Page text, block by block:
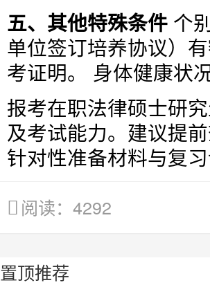
五、其他特殊条件 个
单位签订培养协议）
考证明。 身体健康状
报考在职法律硕士研
及考试能力。建议提
针对性准备材料与复
阅读：4292
置顶推荐